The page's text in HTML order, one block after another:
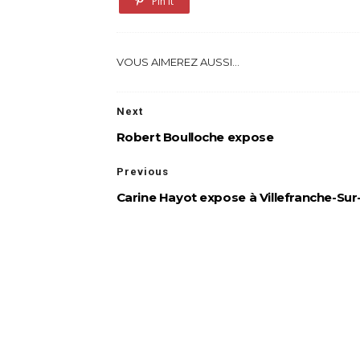
VOUS AIMEREZ AUSSI...
Next
Robert Boulloche expose
Previous
Carine Hayot expose à Villefranche-